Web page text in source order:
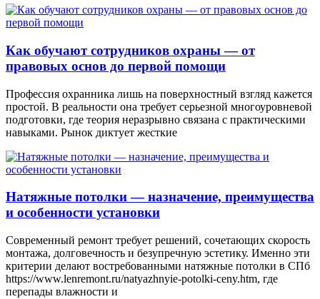
Как обучают сотрудников охраны — от
правовых основ до первой помощи
Профессия охранника лишь на поверхностный взгляд кажется
простой. В реальности она требует серьезной многоуровневой
подготовки, где теория неразрывно связана с практическими
навыками. Рынок диктует жесткие
Натяжные потолки — назначение, преимущества
и особенности установки
Современный ремонт требует решений, сочетающих скорость
монтажа, долговечность и безупречную эстетику. Именно эти
критерии делают востребованными натяжные потолки в СПб
https://www.lenremont.ru/natyazhnyie-potolki-ceny.htm, где
перепады влажности и